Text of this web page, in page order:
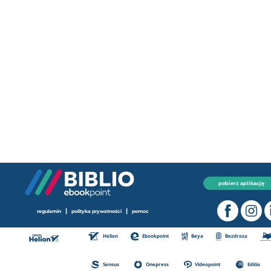
pobierz aplikację
regulamin | polityka prywatności | pomoc
Helion Ebookpoint Beya Bezdroza
Sensus Onepress Videopoint Editio